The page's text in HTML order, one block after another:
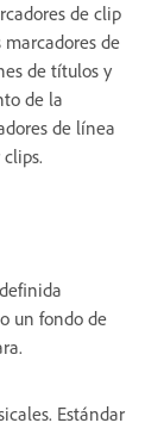
de clip
de
de títulos y
de la
de línea
un fondo de
Estándar